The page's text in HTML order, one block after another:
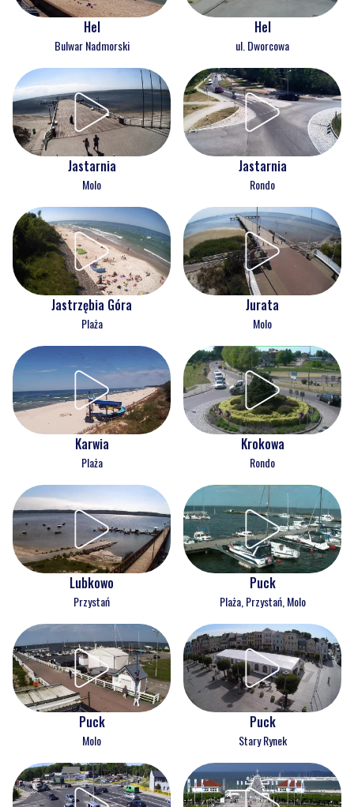
Hel
Bulwar Nadmorski
Hel
ul. Dworcowa
Jastarnia
Molo
Jastarnia
Rondo
Jastrzębia Góra
Plaża
Jurata
Molo
Karwia
Plaża
Krokowa
Rondo
Lubkowo
Przystań
Puck
Plaża, Przystań, Molo
Puck
Molo
Puck
Stary Rynek